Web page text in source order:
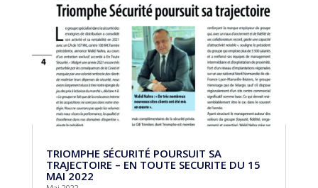
TRIOMPHE SÉCURITÉ POURSUIT SA
TRAJECTOIRE – EN TOUTE SECURITE DU 15
MAI 2022